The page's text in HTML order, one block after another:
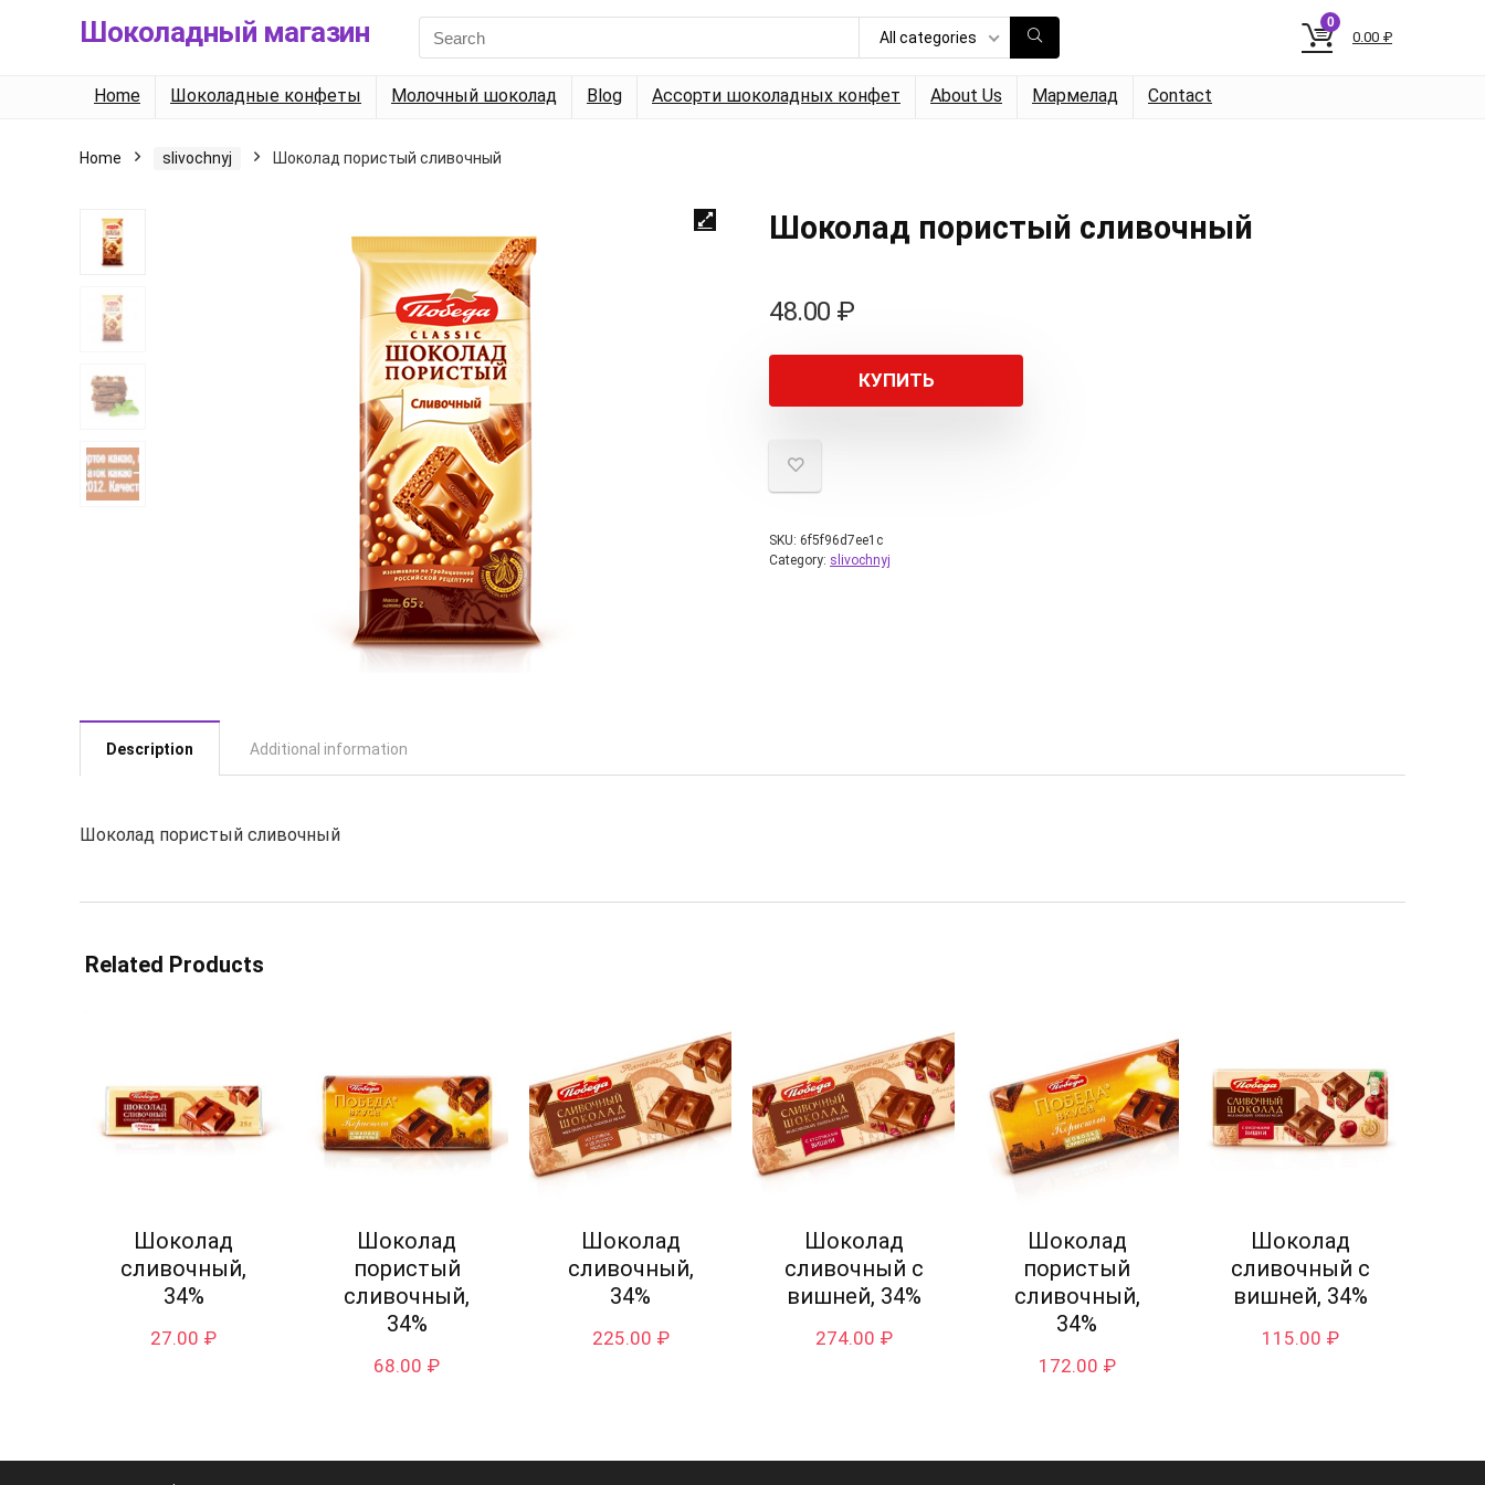
Шоколадный магазин
Search
for:
All categories
0
0.00 ₽
Home Шоколадные конфеты Молочный шоколад Blog Ассорти шоколадных конфет About Us Мармелад Contact
Home slivochnyj Шоколад пористый сливочный
Шоколад пористый сливочный
48.00 ₽
КУПИТЬ
SKU: 6f5f96d7ee1c
Category: slivochnyj
Description Additional information
Шоколад пористый сливочный
Related Products
Шоколад
сливочный,
34%
27.00 ₽
Шоколад
пористый
сливочный,
34%
68.00 ₽
Шоколад
сливочный,
34%
225.00 ₽
Шоколад
сливочный с
вишней, 34%
274.00 ₽
Шоколад
пористый
сливочный,
34%
172.00 ₽
Шоколад
сливочный с
вишней, 34%
115.00 ₽